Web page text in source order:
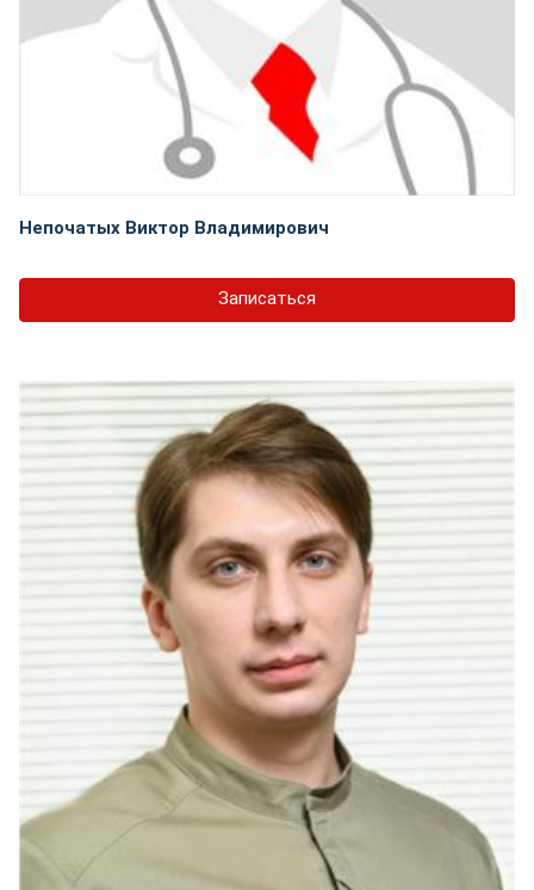
Непочатых Виктор Владимирович
Записаться